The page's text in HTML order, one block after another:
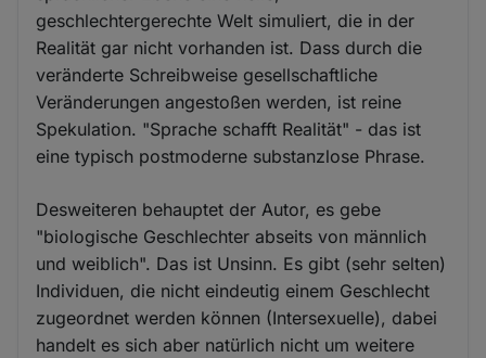
geschlechtergerechte Welt simuliert, die in der
Realität gar nicht vorhanden ist. Dass durch die
veränderte Schreibweise gesellschaftliche
Veränderungen angestoßen werden, ist reine
Spekulation. "Sprache schafft Realität" - das ist
eine typisch postmoderne substanzlose Phrase.
Desweiteren behauptet der Autor, es gebe
"biologische Geschlechter abseits von männlich
und weiblich". Das ist Unsinn. Es gibt (sehr selten)
Individuen, die nicht eindeutig einem Geschlecht
zugeordnet werden können (Intersexuelle), dabei
handelt es sich aber natürlich nicht um weitere